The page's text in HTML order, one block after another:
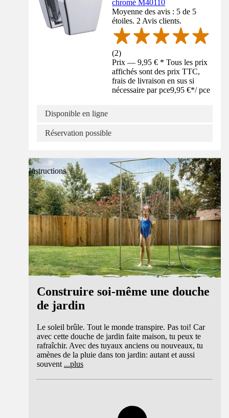
chromé M40110
Moyenne des avis : 5 de 5
étoiles. 2 Avis clients.
(2)
Prix — 9,95 € * Tous les prix
affichés sont des prix TTC,
frais de livraison en sus si
nécessaire par pce9,95 €*/ pce
Disponible en ligne
Réservation possible
Instructions
Construire soi-même une douche
de jardin
Le soleil brûle. Tout le monde transpire. Pas toi! Car
avec cette douche de jardin faite maison, tu peux te
rafraîchir. Avec des tuyaux anciens ou nouveaux, tu
amènes de la pluie dans ton jardin: autant et aussi
souvent ...plus